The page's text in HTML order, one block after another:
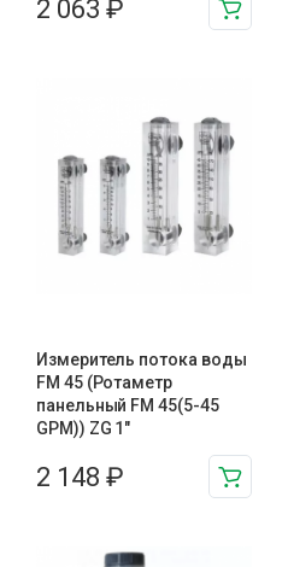
2 063 ₽
Измеритель потока воды
FM 45 (Ротаметр
панельный FM 45(5-45
GPM)) ZG 1″
2 148 ₽